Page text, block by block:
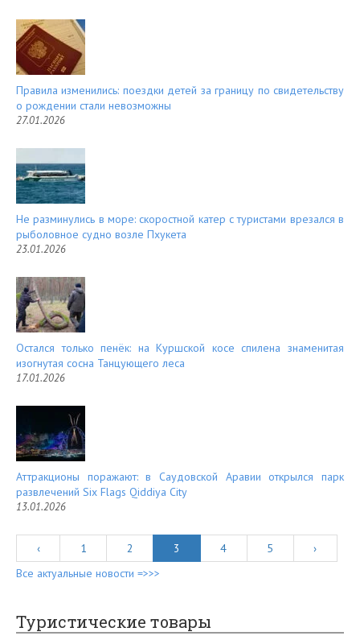
Правила изменились: поездки детей за границу по свидетельству
о рождении стали невозможны
27.01.2026
Не разминулись в море: скоростной катер с туристами врезался в
рыболовное судно возле Пхукета
23.01.2026
Остался только пенёк: на Куршской косе спилена знаменитая
изогнутая сосна Танцующего леса
17.01.2026
Аттракционы поражают: в Саудовской Аравии открылся парк
развлечений Six Flags Qiddiya City
13.01.2026
‹ 1 2 3 4 5
›
Все актуальные новости =>>>
Туристические товары